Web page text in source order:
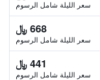
سعر الليلة شامل الرسوم
668 ﷼
سعر الليلة شامل الرسوم
441 ﷼
سعر الليلة شامل الرسوم